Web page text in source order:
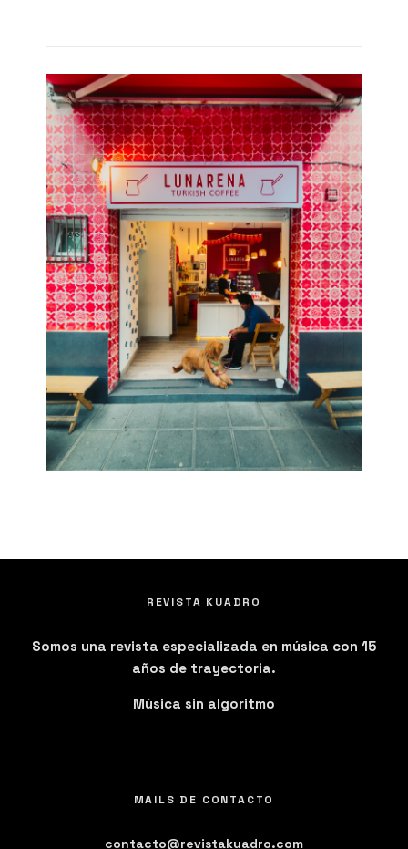
REVISTA KUADRO
Somos una revista especializada en música con 15
años de trayectoria.
Música sin algoritmo
MAILS DE CONTACTO
contacto@revistakuadro.com